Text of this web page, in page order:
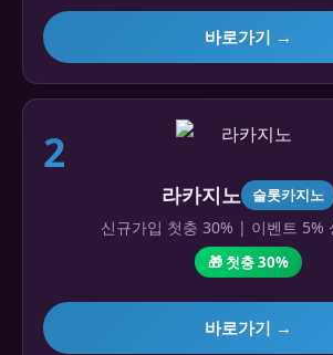
바로가기 →
2
라카지노 슬롯카지노
신규가입 첫충 30% | 이벤트 5%
🎁 첫충 30%
바로가기 →